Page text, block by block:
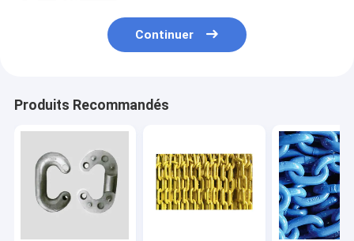
Continuer
Produits Recommandés